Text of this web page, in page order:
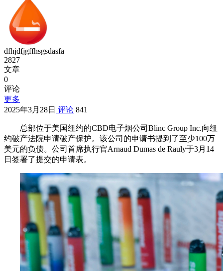
dfhjdfjgffhsgsdasfa
2827
文章
0
评论
更多
2025年3月28日 评论 841
总部位于美国纽约的CBD电子烟公司Blinc Group Inc.向纽
约破产法院申请破产保护。该公司的申请书提到了至少100万
美元的负债。公司首席执行官Arnaud Dumas de Rauly于3月14
日签署了提交的申请表。